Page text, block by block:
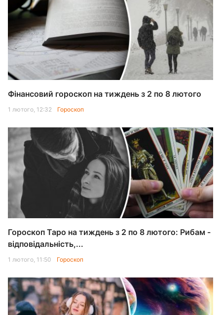
Фінансовий гороскоп на тиждень з 2 по 8 лютого
1 лютого, 12:32 Гороскоп
Гороскоп Таро на тиждень з 2 по 8 лютого: Рибам -
відповідальність,...
1 лютого, 11:50 Гороскоп